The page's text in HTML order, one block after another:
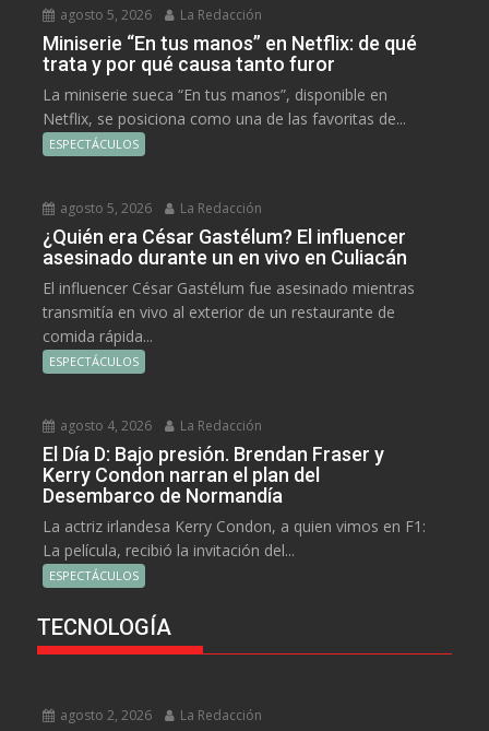
agosto 5, 2026 La Redacción
Miniserie “En tus manos” en Netflix: de qué
trata y por qué causa tanto furor
La miniserie sueca “En tus manos”, disponible en
Netflix, se posiciona como una de las favoritas de...
ESPECTÁCULOS
agosto 5, 2026 La Redacción
¿Quién era César Gastélum? El influencer
asesinado durante un en vivo en Culiacán
El influencer César Gastélum fue asesinado mientras
transmitía en vivo al exterior de un restaurante de
comida rápida...
ESPECTÁCULOS
agosto 4, 2026 La Redacción
El Día D: Bajo presión. Brendan Fraser y
Kerry Condon narran el plan del
Desembarco de Normandía
La actriz irlandesa Kerry Condon, a quien vimos en F1:
La película, recibió la invitación del...
ESPECTÁCULOS
TECNOLOGÍA
agosto 2, 2026 La Redacción